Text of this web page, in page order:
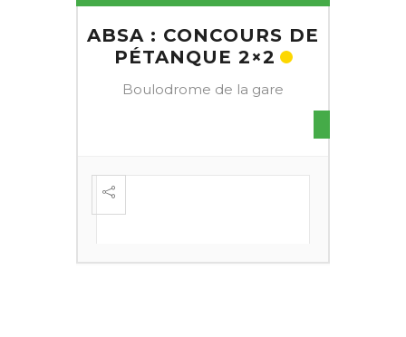
ABSA : CONCOURS DE
PÉTANQUE 2×2
Boulodrome de la gare